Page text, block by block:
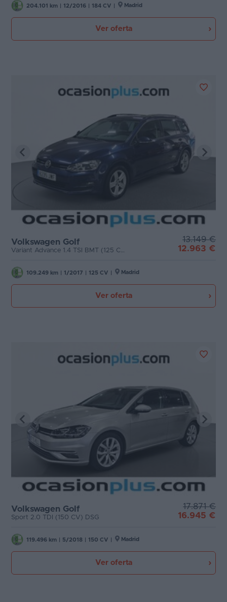
204.101 km 12/2016 184 CV Madrid
Ver oferta
Volkswagen Golf
Variant Advance 1.4 TSI BMT (125 CV) DSG
13.149 €
12.963 €
109.249 km 1/2017 125 CV Madrid
Ver oferta
Volkswagen Golf
Sport 2.0 TDI (150 CV) DSG
17.871 €
16.945 €
119.496 km 5/2018 150 CV Madrid
Ver oferta